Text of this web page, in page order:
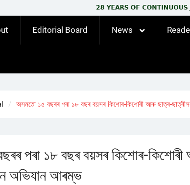
Editorial Board News
অসমতো ১৫ বছৰৰ পৰা ১৮ বছৰ বয়সৰ কিশোৰ-কিশোৰী আৰু ছাত্ৰ-
পৰা ১৮ বছৰ বয়সৰ কিশোৰ-
অভিযান আৰম্ভ